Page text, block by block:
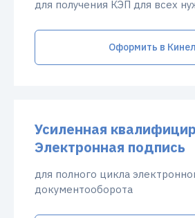
для получения КЭП для всех
Оформить в
Усиленная
Электронная подпись
для полного цикла
документооборота